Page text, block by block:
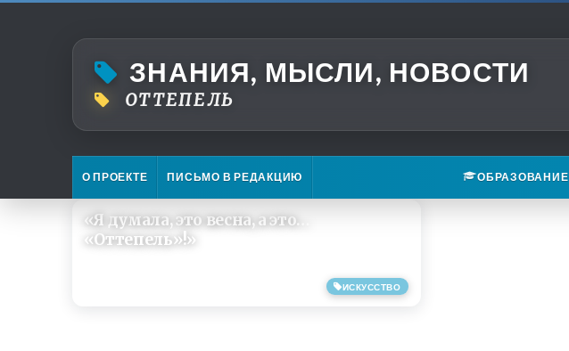
ЗНАНИЯ, МЫСЛИ, НОВОСТИ
ОТТЕПЕЛЬ
О ПРОЕКТЕ ПИСЬМО В РЕДАКЦИЮ ОБРАЗОВАНИЕ
ИСКУССТВО
«Я думала, это весна, а это…
«Оттепель»!»